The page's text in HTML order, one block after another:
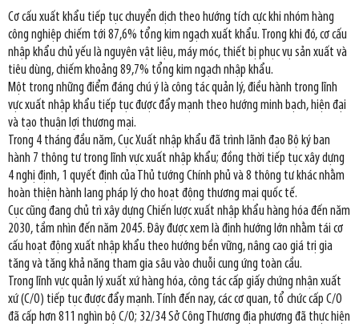
Cơ cấu xuất khẩu tiếp tục chuyển dịch theo hướng tích cực khi nhóm hàng
công nghiệp chiếm tới 87,6% tổng kim ngạch xuất khẩu. Trong khi đó, cơ cấu
nhập khẩu chủ yếu là nguyên vật liệu, máy móc, thiết bị phục vụ sản xuất và
tiêu dùng, chiếm khoảng 89,7% tổng kim ngạch nhập khẩu.
Một trong những điểm đáng chú ý là công tác quản lý, điều hành trong lĩnh
vực xuất nhập khẩu tiếp tục được đẩy mạnh theo hướng minh bạch, hiện đại
và tạo thuận lợi thương mại.
Trong 4 tháng đầu năm, Cục Xuất nhập khẩu đã trình lãnh đạo Bộ ký ban
hành 7 thông tư trong lĩnh vực xuất nhập khẩu; đồng thời tiếp tục xây dựng
4 nghị định, 1 quyết định của Thủ tướng Chính phủ và 8 thông tư khác nhằm
hoàn thiện hành lang pháp lý cho hoạt động thương mại quốc tế.
Cục cũng đang chủ trì xây dựng Chiến lược xuất nhập khẩu hàng hóa đến năm
2030, tầm nhìn đến năm 2045. Đây được xem là định hướng lớn nhằm tái cơ
cấu hoạt động xuất nhập khẩu theo hướng bền vững, nâng cao giá trị gia
tăng và tăng khả năng tham gia sâu vào chuỗi cung ứng toàn cầu.
Trong lĩnh vực quản lý xuất xứ hàng hóa, công tác cấp giấy chứng nhận xuất
xứ (C/O) tiếp tục được đẩy mạnh. Tính đến nay, các cơ quan, tổ chức cấp C/O
đã cấp hơn 811 nghìn bộ C/O; 32/34 Sở Công Thương địa phương đã thực hiện